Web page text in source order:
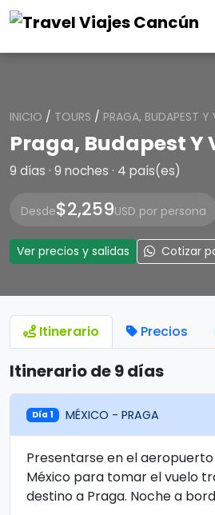
INICIO / TOURS / PRAGA, BUDAPEST Y
Praga, Budapest Y
9 días · 9 noches · 4 país(es)
Desde$2,259USD por persona
Ver precios y salidas Cotizar
Itinerario Precios
Itinerario de 9 días
Día 1 MÉXICO - PRAGA
Presentarse en el
México para tomar el vuelo
destino a Praga. Noche a